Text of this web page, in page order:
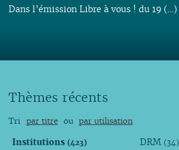
Dans l’émission Libre à vous ! du 19 (…)
Thèmes récents
Tri par titre ou par utilisation
Institutions (423) DRM (34)